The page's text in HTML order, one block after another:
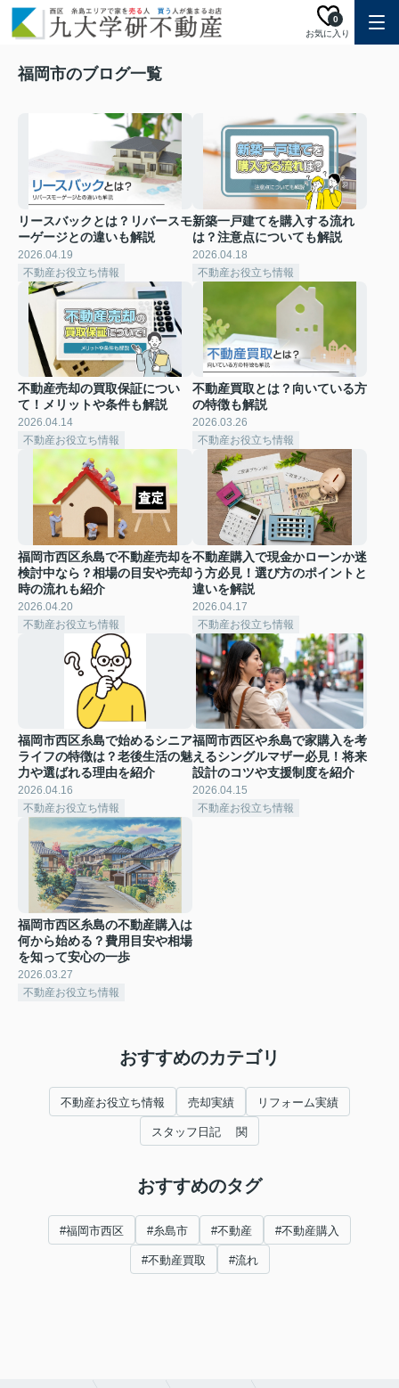
お気に入り
0
福岡市のブログ一覧
リースバックとは？リバースモ
ーゲージとの違いも解説
2026.04.19
不動産お役立ち情報
新築一戸建てを購入する流れ
は？注意点についても解説
2026.04.18
不動産お役立ち情報
不動産売却の買取保証につい
て！メリットや条件も解説
2026.04.14
不動産お役立ち情報
不動産買取とは？向いている方
の特徴も解説
2026.03.26
不動産お役立ち情報
福岡市西区糸島で不動産売却を
検討中なら？相場の目安や売却
時の流れも紹介
2026.04.20
不動産お役立ち情報
不動産購入で現金かローンか迷
う方必見！選び方のポイントと
違いを解説
2026.04.17
不動産お役立ち情報
福岡市西区糸島で始めるシニア
ライフの特徴は？老後生活の魅
力や選ばれる理由を紹介
2026.04.16
不動産お役立ち情報
福岡市西区や糸島で家購入を考
えるシングルマザー必見！将来
設計のコツや支援制度を紹介
2026.04.15
不動産お役立ち情報
福岡市西区糸島の不動産購入は
何から始める？費用目安や相場
を知って安心の一歩
2026.03.27
不動産お役立ち情報
おすすめのカテゴリ
不動産お役立ち情報 売却実績 リフォーム実績
スタッフ日記 関
おすすめのタグ
#福岡市西区 #糸島市 #不動産 #不動産購入
#不動産買取 #流れ